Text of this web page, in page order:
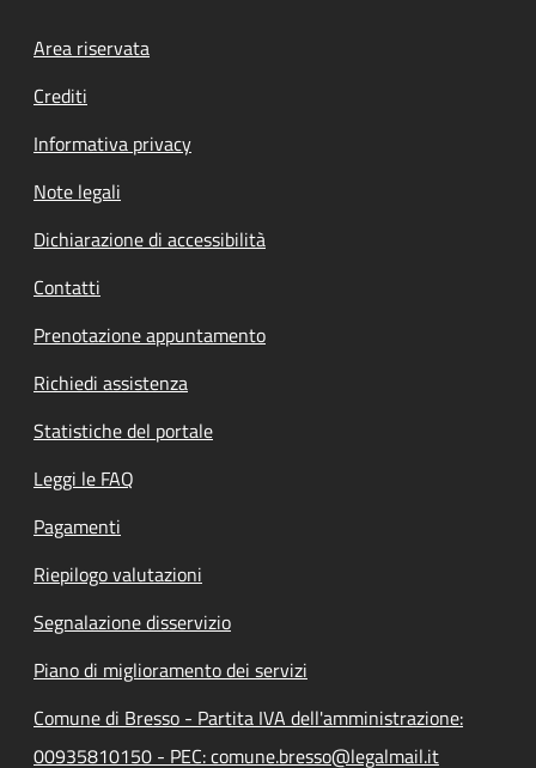
Footer menu
Area riservata
Crediti
Informativa privacy
Note legali
Dichiarazione di accessibilità
Contatti
Prenotazione appuntamento
Richiedi assistenza
Statistiche del portale
Leggi le FAQ
Pagamenti
Riepilogo valutazioni
Segnalazione disservizio
Piano di miglioramento dei servizi
Comune di Bresso - Partita IVA dell'amministrazione:
00935810150 - PEC: comune.bresso@legalmail.it